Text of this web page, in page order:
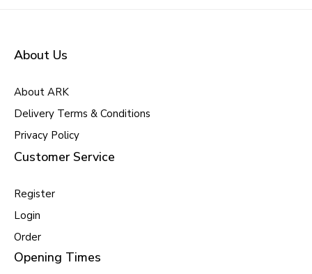
About Us
About ARK
Delivery Terms & Conditions
Privacy Policy
Customer Service
Register
Login
Order
Opening Times